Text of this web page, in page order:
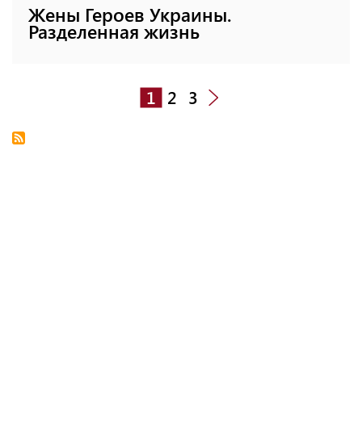
Жены Героев Украины.
Разделенная жизнь
1 2 3